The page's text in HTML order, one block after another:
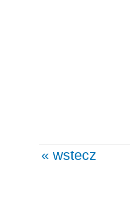
« wstecz